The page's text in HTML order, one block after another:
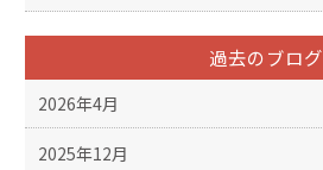
過去のブログ
2026年4月
2025年12月